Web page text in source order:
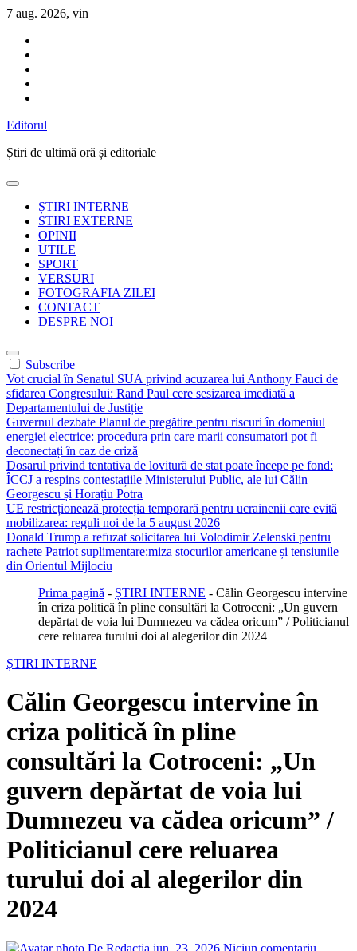
Sari
conținut
7 aug. 2026, vin
Editorul
Știri de ultimă oră și editoriale
ȘTIRI INTERNE
STIRI EXTERNE
OPINII
UTILE
SPORT
VERSURI
FOTOGRAFIA ZILEI
CONTACT
DESPRE NOI
Subscribe
Vot crucial în Senatul SUA privind acuzarea lui Anthony Fauci de
sfidarea Congresului: Rand Paul cere sesizarea imediată a
Departamentului de Justiție
Guvernul dezbate Planul de pregătire pentru riscuri în domeniul
energiei electrice: procedura prin care marii consumatori pot fi
deconectați în caz de criză
Dosarul privind tentativa de lovitură de stat poate începe pe fond:
ÎCCJ a respins contestațiile Ministerului Public, ale lui Călin
Georgescu și Horațiu Potra
UE restricționează protecția temporară pentru ucrainenii care evită
mobilizarea: reguli noi de la 5 august 2026
Donald Trump a refuzat solicitarea lui Volodimir Zelenski pentru
rachete Patriot suplimentare:miza stocurilor americane și tensiunile
din Orientul Mijlociu
Prima pagină - ȘTIRI INTERNE - Călin Georgescu intervine
în criza politică în pline consultări la Cotroceni: „Un guvern
depărtat de voia lui Dumnezeu va cădea oricum” / Politicianul
cere reluarea turului doi al alegerilor din 2024
ȘTIRI INTERNE
Călin Georgescu intervine în
criza politică în pline
consultări la Cotroceni: „Un
guvern depărtat de voia lui
Dumnezeu va cădea oricum” /
Politicianul cere reluarea
turului doi al alegerilor din
2024
De Redactia iun. 23, 2026 Niciun comentariu